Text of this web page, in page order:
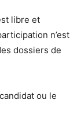
libre et
n’est
dossiers de
ou le